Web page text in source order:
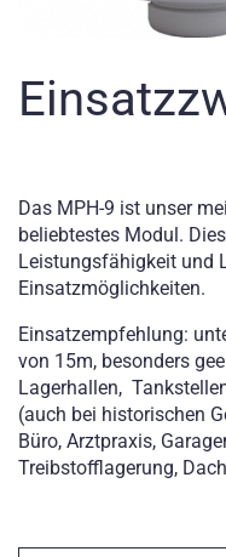
Das MPH-9 ist unser
beliebtestes Modul.
Leistungsfähigkeit und
Einsatzmöglichkeiten.
Einsatzempfehlung:
von 15m, besonders
Lagerhallen,
(auch bei historischen
Büro, Arztpraxis,
Treibstofflagerung,